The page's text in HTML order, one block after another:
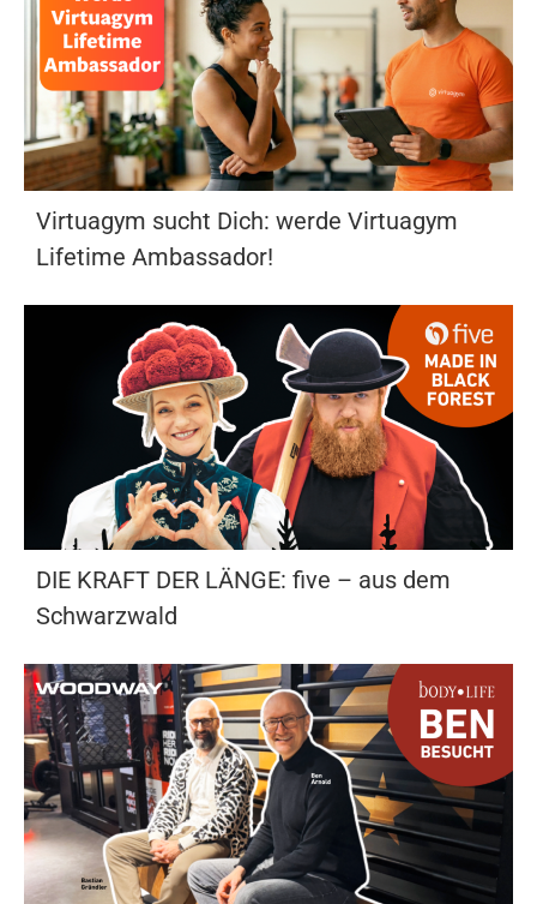
Virtuagym sucht Dich: werde Virtuagym
Lifetime Ambassador!
DIE KRAFT DER LÄNGE: five – aus dem
Schwarzwald